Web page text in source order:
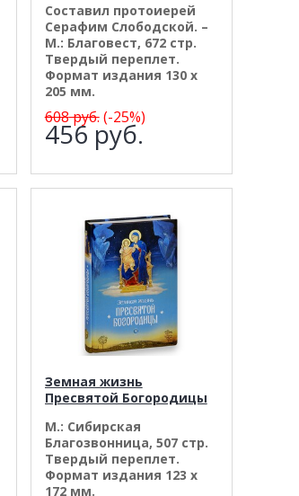
Составил протоиерей
Серафим Слободской. –
М.: Благовест, 672 стр.
Твердый переплет.
Формат издания 130 х
205 мм.
608руб.(-25%)
456руб.
Земная жизнь
Пресвятой Богородицы
М.: Сибирская
Благозвонница, 507 стр.
Твердый переплет.
Формат издания 123 х
172 мм.